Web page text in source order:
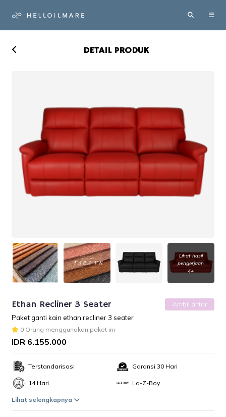
DETAIL PRODUK
Lihat hasil
pengerjaan
4+
Ethan Recliner 3 Seater Ambil antar
Paket ganti kain ethan recliner 3 seater
0 Orang menggunakan paket ini
IDR 6.155.000
Terstandarisasi Garansi 30 Hari
14 Hari La-Z-Boy
Lihat selengkapnya